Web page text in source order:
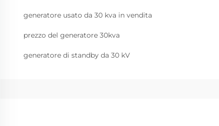
generatore usato da 30 kva in vendita
prezzo del generatore 30kva
generatore di standby da 30 kV